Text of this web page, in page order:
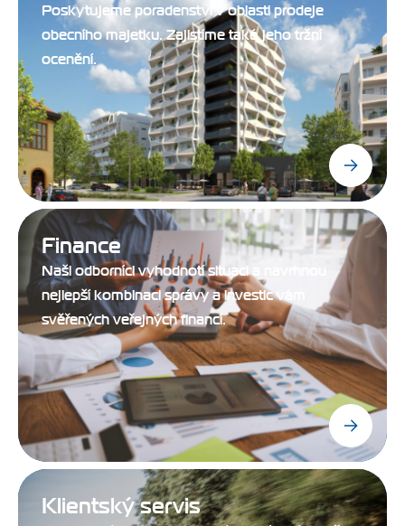
Poskytujeme poradenství v oblasti prodeje
obecního majetku. Zajistíme také jeho tržní
ocenění.
Finance
Naši odborníci vyhodnotí situaci a navrhnou
nejlepší kombinaci správy a investic vám
svěřených veřejných financí.
Klientský servis